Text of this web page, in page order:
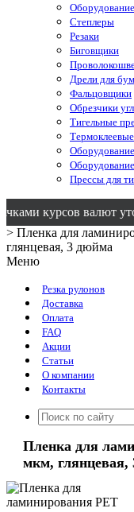
Степлеры
Резаки
Биговщики
Дрели для
Фальцовщики
Обрезчики
Тигельные
Прессы для
валют
> Пленка для
глянцевая, 3 дюйма
Меню
Резка рулонов
Доставка
Оплата
FAQ
Акции
Статьи
О компании
Контакты
Пленка для
мкм,